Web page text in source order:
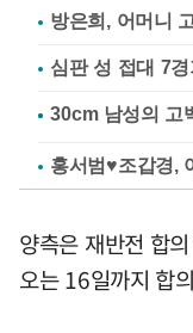
방은희, 어머니
심판 성 접대 7
홍서범♥조갑경,
양측은 재반전 합
오는 16일까지 합